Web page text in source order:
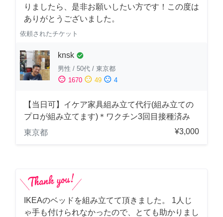
りましたら、是非お願いしたい方です！この度は
ありがとうございました。
依頼されたチケット
knsk check_circle
男性 / 50代 / 東京都
sentiment_satisfied 1670 sentiment_neutral 49 sentiment_dissatisfied 4
【当日可】イケア家具組み立て代行(組み立ての
プロが組み立てます)＊ワクチン3回目接種済み
東京都
¥3,000
IKEAのベッドを組み立てて頂きました。 1人じ
ゃ手も付けられなかったので、とても助かりまし